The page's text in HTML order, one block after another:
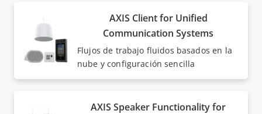
AXIS Client for Unified
Communication Systems
Flujos de trabajo fluidos basados en la
nube y configuración sencilla
AXIS Speaker Functionality for